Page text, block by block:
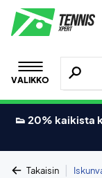
VALIKKO
Hae
👟 20% kaikista
Takaisin |